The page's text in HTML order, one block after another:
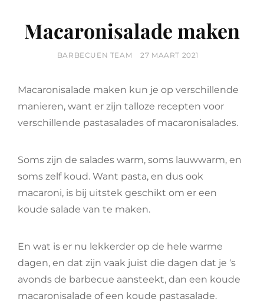
Macaronisalade maken
BY
BARBECUEN TEAM
POSTED
27 MAART 2021
Macaronisalade maken kun je op verschillende
manieren, want er zijn talloze recepten voor
verschillende pastasalades of macaronisalades.
Soms zijn de salades warm, soms lauwwarm, en
soms zelf koud. Want pasta, en dus ook
macaroni, is bij uitstek geschikt om er een
koude salade van te maken.
En wat is er nu lekkerder op de hele warme
dagen, en dat zijn vaak juist die dagen dat je ‘s
avonds de barbecue aansteekt, dan een koude
macaronisalade of een koude pastasalade.